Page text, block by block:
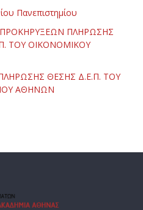
Πανεπιστημίου
ΠΛΗΡΩΣΗΣ
ΤΟΥ ΟΙΚΟΝΟΜΙΚΟΥ
ΘΕΣΗΣ Δ.Ε.Π. ΤΟΥ
ΑΘΗΝΩΝ